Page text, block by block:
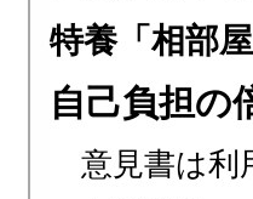
特養「相部
自己負担の
意見書は利